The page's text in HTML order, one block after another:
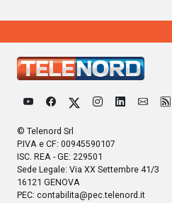
© Telenord Srl
P.IVA e CF: 00945590107
ISC. REA - GE: 229501
Sede Legale: Via XX Settembre 41/3
16121 GENOVA
PEC: contabilita@pec.telenord.it